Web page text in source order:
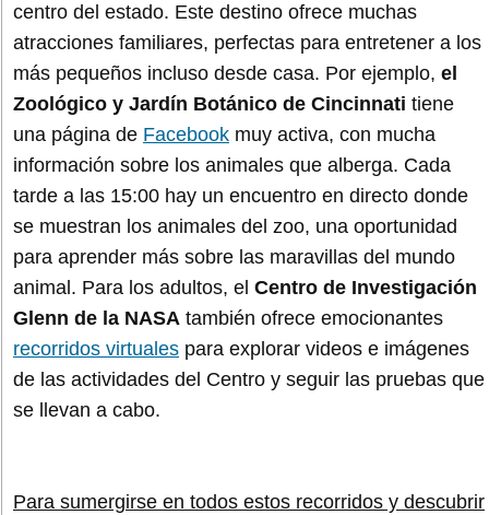
centro del estado. Este destino ofrece muchas
atracciones familiares, perfectas para entretener a los
más pequeños incluso desde casa. Por ejemplo, el
Zoológico y Jardín Botánico de Cincinnati tiene
una página de Facebook muy activa, con mucha
información sobre los animales que alberga. Cada
tarde a las 15:00 hay un encuentro en directo donde
se muestran los animales del zoo, una oportunidad
para aprender más sobre las maravillas del mundo
animal. Para los adultos, el Centro de Investigación
Glenn de la NASA también ofrece emocionantes
recorridos virtuales para explorar videos e imágenes
de las actividades del Centro y seguir las pruebas que
se llevan a cabo.
Para sumergirse en todos estos recorridos y descubrir